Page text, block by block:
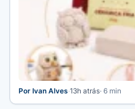
Por Ivan Alves·13h atrás· 6 min